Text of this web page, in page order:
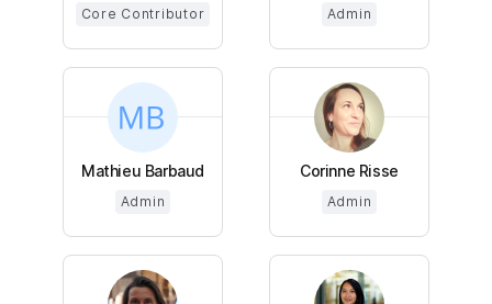
Core Contributor Admin
Mathieu Barbaud
Admin
Corinne Risse
Admin